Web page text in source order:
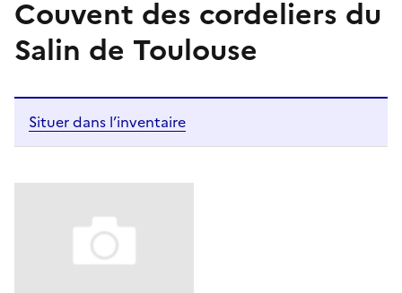
Couvent des cordeliers du
Salin de Toulouse
Situer dans l’inventaire